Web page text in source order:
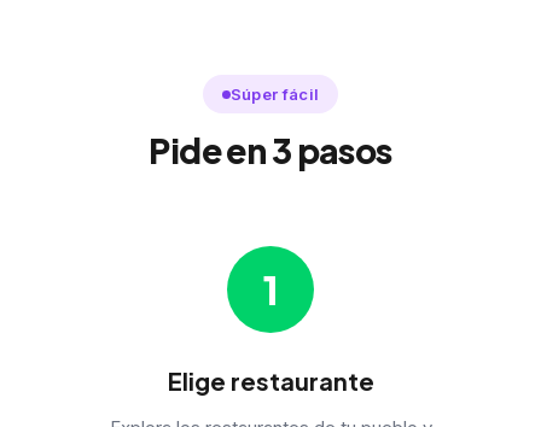
Súper fácil
Pide en 3 pasos
1
Elige restaurante